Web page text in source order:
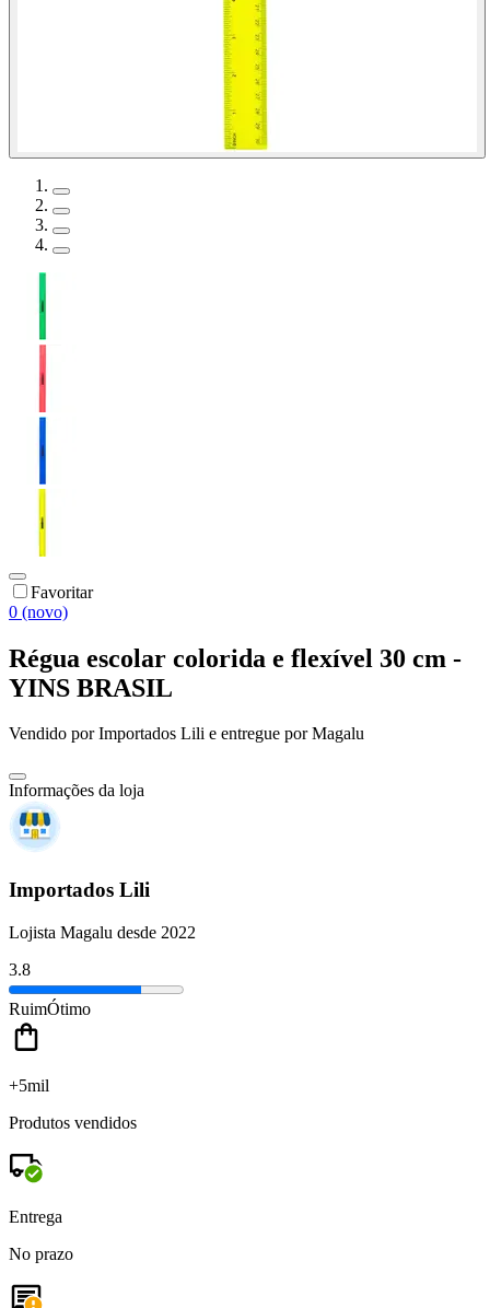
Favoritar
0 (novo)
Régua escolar colorida e flexível 30 cm -
YINS BRASIL
Vendido porImportados Lili e entregue por Magalu
Informações da loja
Importados Lili
Lojista Magalu desde 2022
3.8
RuimÓtimo
+5mil
Produtos vendidos
Entrega
No prazo